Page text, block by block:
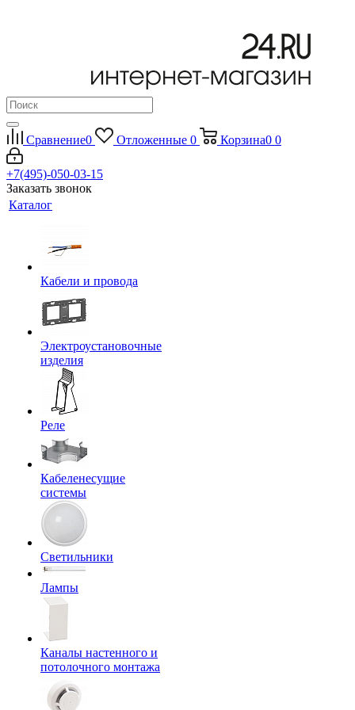
Сравнение0 Отложенные 0 Корзина0 0
+7(495)-050-03-15
Заказать звонок
Каталог
Кабели и провода
Электроустановочные
изделия
Реле
Кабеленесущие
системы
Светильники
Лампы
Каналы настенного и
потолочного монтажа